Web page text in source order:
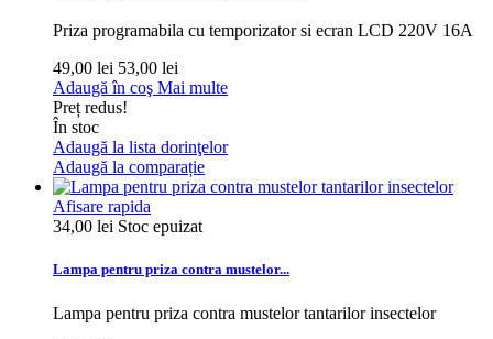
Priza programabila cu temporizator si ecran LCD 220V 16A
49,00 lei 53,00 lei
Adaugă în coş Mai multe
Preț redus!
În stoc
Adaugă la lista dorinţelor
Adaugă la comparație
Afisare rapida
34,00 lei Stoc epuizat
Lampa pentru priza contra mustelor...
Lampa pentru priza contra mustelor tantarilor insectelor